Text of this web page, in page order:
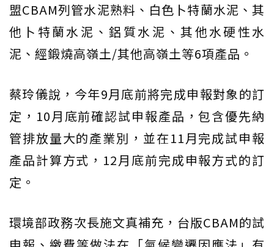
盟CBAM列管水泥熟料、白色卜特蘭水泥、其
他卜特蘭水泥、鋁質水泥、其他水硬性水
泥、經鍛燒高嶺土/其他高嶺土等6項產品。
蔡玲儀說，今年9月底前將完成申報對象的訂
定，10月底前確認試申報產品，包含優先納
管排放量大的產業別，並在11月完成試申報
產品計算方式，12月底前完成申報方式的訂
定。
環境部政務次長施文真補充，台版CBAM的試